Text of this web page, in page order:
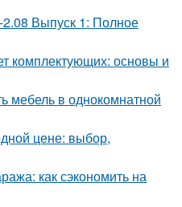
2.08 Выпуск 1: Полное
комплектующих: основы и
мебель в однокомнатной
цене: выбор,
как сэкономить на